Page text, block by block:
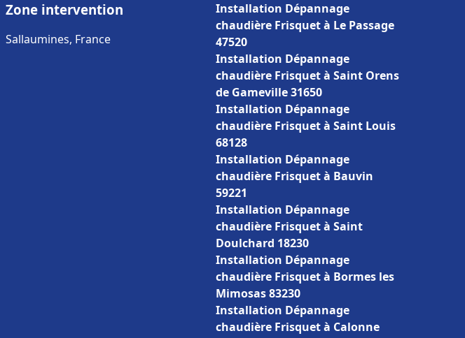
Zone intervention
Sallaumines, France
Installation Dépannage
chaudière Frisquet à Le Passage
47520
Installation Dépannage
chaudière Frisquet à Saint Orens
de Gameville 31650
Installation Dépannage
chaudière Frisquet à Saint Louis
68128
Installation Dépannage
chaudière Frisquet à Bauvin
59221
Installation Dépannage
chaudière Frisquet à Saint
Doulchard 18230
Installation Dépannage
chaudière Frisquet à Bormes les
Mimosas 83230
Installation Dépannage
chaudière Frisquet à Calonne